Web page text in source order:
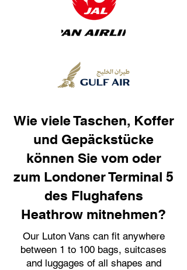
Wie viele Taschen, Koffer
und Gepäckstücke
können Sie vom oder
zum Londoner Terminal 5
des Flughafens
Heathrow mitnehmen?
Our Luton Vans can fit anywhere
between 1 to 100 bags, suitcases
and luggages of all shapes and